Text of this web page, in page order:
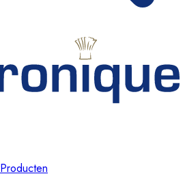
Producten